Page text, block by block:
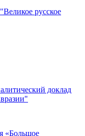
русское
доклад
«Большое